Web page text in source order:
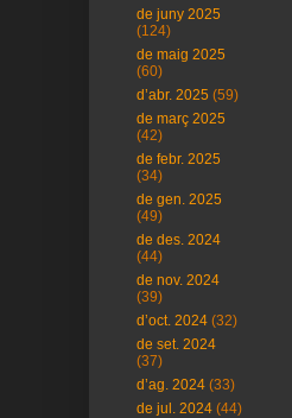
de juny 2025
(124)
de maig 2025
(60)
d’abr. 2025 (59)
de març 2025
(42)
de febr. 2025
(34)
de gen. 2025
(49)
de des. 2024
(44)
de nov. 2024
(39)
d’oct. 2024 (32)
de set. 2024
(37)
d’ag. 2024 (33)
de jul. 2024 (44)